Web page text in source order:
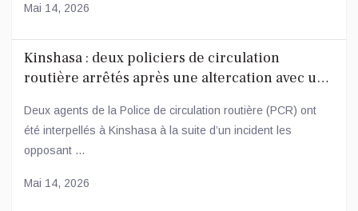
Mai 14, 2026
Kinshasa : deux policiers de circulation
routière arrêtés après une altercation avec un
Deux agents de la Police de circulation routière (PCR) ont
été interpellés à Kinshasa à la suite d’un incident les
opposant ...
Mai 14, 2026